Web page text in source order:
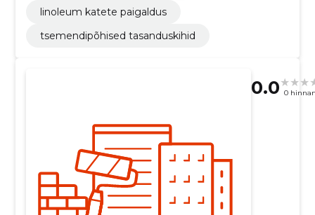
linoleum katete paigaldus
tsemendipõhised tasanduskihid
0.0 0